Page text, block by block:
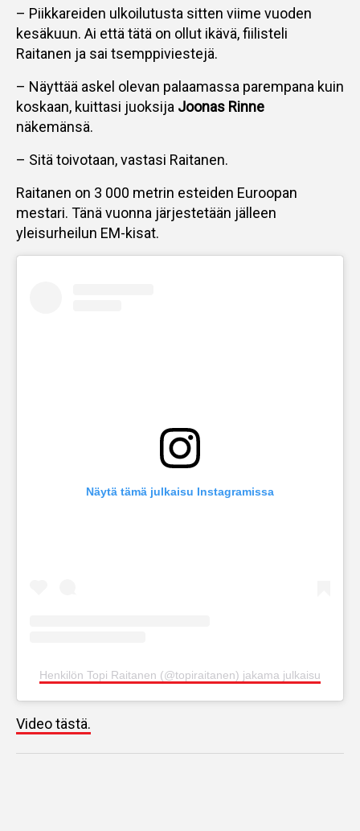
– Piikkareiden ulkoilutusta sitten viime vuoden
kesäkuun. Ai että tätä on ollut ikävä, fiilisteli
Raitanen ja sai tsemppiviestejä.
– Näyttää askel olevan palaamassa parempana kuin
koskaan, kuittasi juoksija Joonas Rinne
näkemänsä.
– Sitä toivotaan, vastasi Raitanen.
Raitanen on 3 000 metrin esteiden Euroopan
mestari. Tänä vuonna järjestetään jälleen
yleisurheilun EM-kisat.
Näytä tämä julkaisu Instagramissa
Henkilön Topi Raitanen (@topiraitanen) jakama julkaisu
Video tästä.